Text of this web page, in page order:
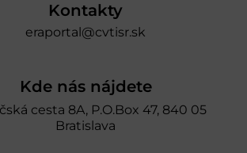
Kontakty
eraportal@cvtisr.sk
Kde nás nájdete
cesta 8A, P.O.Box 47, 840 05
Bratislava